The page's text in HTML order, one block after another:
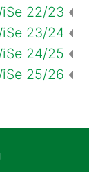
22/23
23/24
24/25
25/26